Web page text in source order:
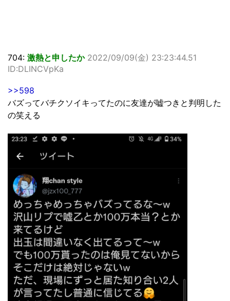
704: 激熱と申したか 2022/09/09(金) 23:23:44.51
ID:DLINCVpKa
>>598
バズってバチクソイキってたのに友達が嘘つきと判明した
の笑える